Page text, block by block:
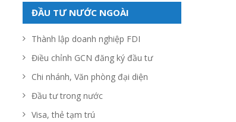
ĐẦU TƯ NƯỚC NGOÀI
Thành lập doanh nghiệp FDI
Điều chỉnh GCN đăng ký đầu tư
Chi nhánh, Văn phòng đại diện
Đầu tư trong nước
Visa, thẻ tạm trú